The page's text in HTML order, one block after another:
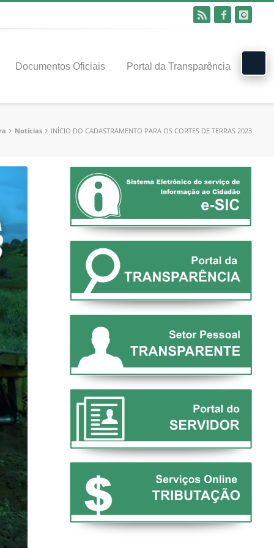
Documentos Oficiais Portal da Transparência
Notícias INÍCIO DO CADASTRAMENTO PARA OS CORTES DE TERRAS 2023